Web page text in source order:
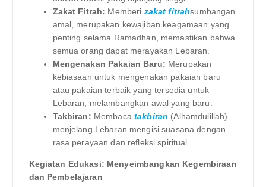
Zakat Fitrah: Memberi zakat fitrahsumbangan
amal, merupakan kewajiban keagamaan yang
penting selama Ramadhan, memastikan bahwa
semua orang dapat merayakan Lebaran.
Mengenakan Pakaian Baru: Merupakan
kebiasaan untuk mengenakan pakaian baru
atau pakaian terbaik yang tersedia untuk
Lebaran, melambangkan awal yang baru.
Takbiran: Membacatakbiran (Alhamdulillah)
menjelang Lebaran mengisi suasana dengan
rasa perayaan dan refleksi spiritual.
Kegiatan Edukasi: Menyeimbangkan Kegembiraan
dan Pembelajaran